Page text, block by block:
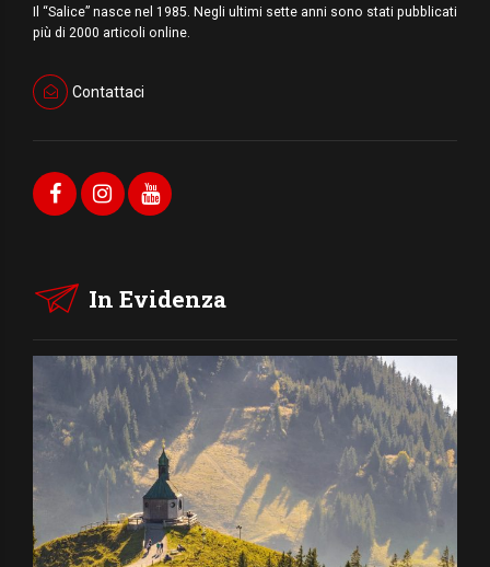
Il “Salice” nasce nel 1985. Negli ultimi sette anni sono stati pubblicati
più di 2000 articoli online.
Contattaci
In Evidenza